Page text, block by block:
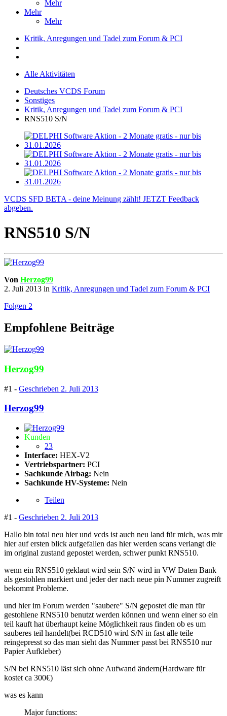
Mehr
Mehr
Mehr
Kritik, Anregungen und Tadel zum Forum & PCI
Alle Aktivitäten
Deutsches VCDS Forum
Sonstiges
Kritik, Anregungen und Tadel zum Forum & PCI
RNS510 S/N
VCDS SFD BETA - deine Meinung zählt! JETZT Feedback
abgeben.
RNS510 S/N
Von Herzog99
2. Juli 2013 in Kritik, Anregungen und Tadel zum Forum & PCI
Folgen 2
Empfohlene Beiträge
Herzog99
#1 - Geschrieben 2. Juli 2013
Herzog99
Kunden
23
Interface: HEX-V2
Vertriebspartner: PCI
Sachkunde Airbag: Nein
Sachkunde HV-Systeme: Nein
Teilen
#1 - Geschrieben 2. Juli 2013
Hallo bin total neu hier und vcds ist auch neu land für mich, was mir
hier auf ersten blick aufgefallen das hier werden scans verlangt die
im original zustand gepostet werden, schwer punkt RNS510.
wenn ein RNS510 geklaut wird sein S/N wird in VW Daten Bank
als gestohlen markiert und jeder der nach neue pin Nummer zugreift
bekommt Probleme.
und hier im Forum werden "saubere" S/N gepostet die man für
gestohlene RNS510 benutzt werden können und wenn einer so ein
teil kauft hat überhaupt keine Möglichkeit raus finden ob es um
sauberes teil handelt(bei RCD510 wird S/N in fast alle teile
reingepresst so das man sieht das Nummer passt bei RNS510 nur
Papier Aufkleber)
S/N bei RNS510 läst sich ohne Aufwand ändern(Hardware für
kostet ca 300€)
was es kann
Major functions: